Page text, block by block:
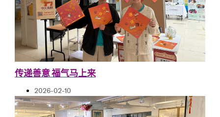
传递善意 福气马上来
2026-02-10